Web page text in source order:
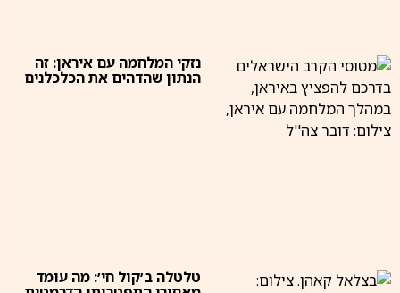
נזקי המלחמה עם איראן: זה
הנתון שהדהים את הכלכלנים
טלטלה ב׳קול חי׳: מה עומד